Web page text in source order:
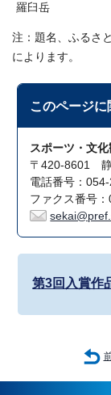
羅臼岳
注：題名、ふるさ
によります。
このページに
スポーツ・文
〒420-8601
電話番号：
ファクス番号
第3回入賞作